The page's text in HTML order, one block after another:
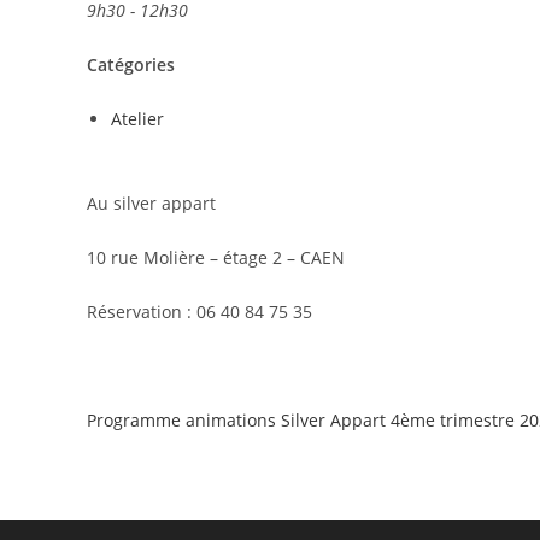
9h30 - 12h30
Catégories
Atelier
Au silver appart
10 rue Molière – étage 2 – CAEN
Réservation : 06 40 84 75 35
Programme animations Silver Appart 4ème trimestre